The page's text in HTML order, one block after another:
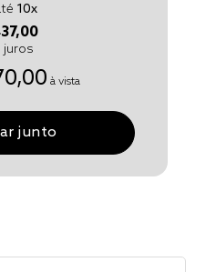
10x
juros
à vista
junto